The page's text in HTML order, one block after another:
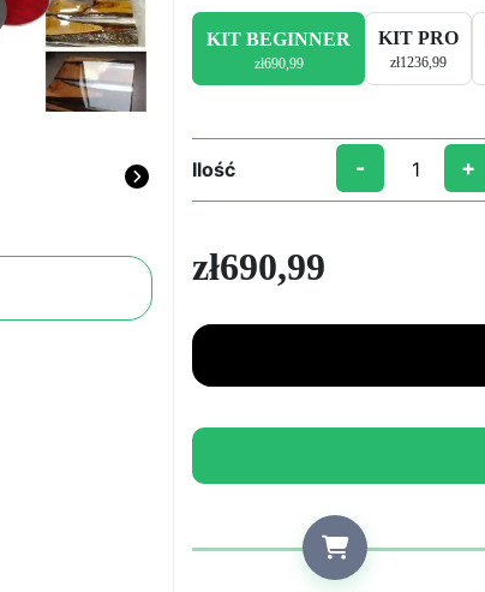
KIT BEGINNER
zł690,99
KIT PRO
zł1236,99
Ilość
ilość
TWORZENIA
RIVER":
swój
stół
z
żywicy
- +
zł690,99